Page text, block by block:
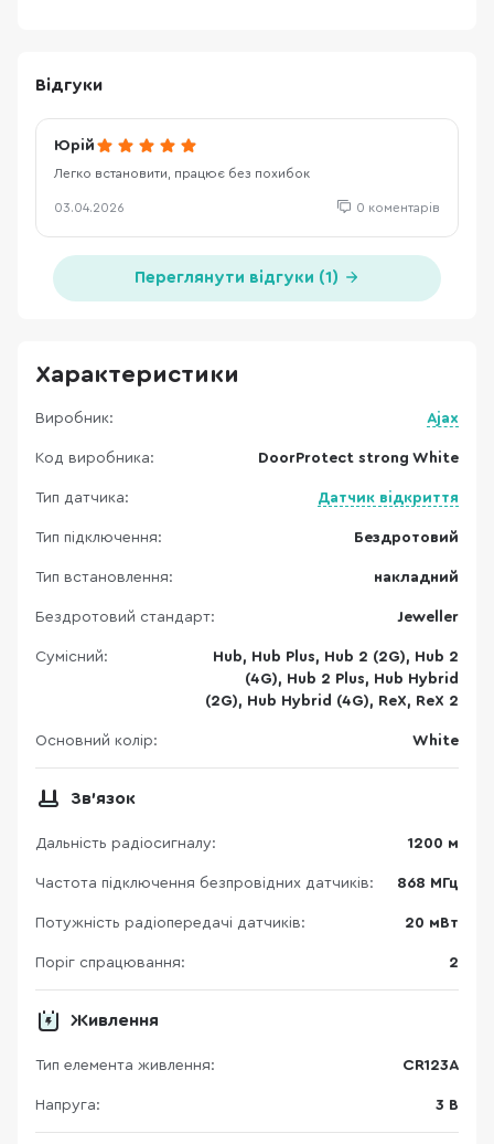
Відгуки
Юрій
Легко встановити, працює без похибок
03.04.2026 0 коментарів
Переглянути відгуки (1)
Характеристики
Виробник: Ajax
Код виробника: DoorProtect strong White
Тип датчика: Датчик відкриття
Тип підключення: Бездротовий
Тип встановлення: накладний
Бездротовий стандарт: Jeweller
Сумісний:
Hub, Hub Plus, Hub 2 (2G), Hub 2
(4G), Hub 2 Plus, Hub Hybrid
(2G), Hub Hybrid (4G), ReX, ReX 2
Основний колір: White
Зв'язок
Дальність радіосигналу: 1200 м
Частота підключення безпровідних датчиків: 868 МГц
Потужність радіопередачі датчиків: 20 мВт
Поріг спрацювання: 2
Живлення
Тип елемента живлення: CR123A
Напруга: 3 В